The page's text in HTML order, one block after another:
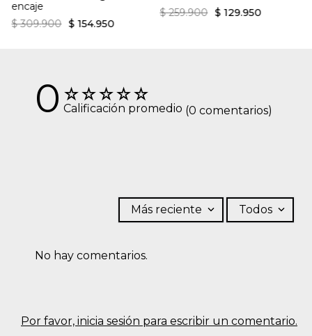
encaje
$ 309.900 $ 154.950
$ 259.900 $ 129.950
☆☆☆☆☆
0 Calificación promedio (0 comentarios)
Por favor, inicia sesión para escribir un comentario.
Más reciente Todos
No hay comentarios.